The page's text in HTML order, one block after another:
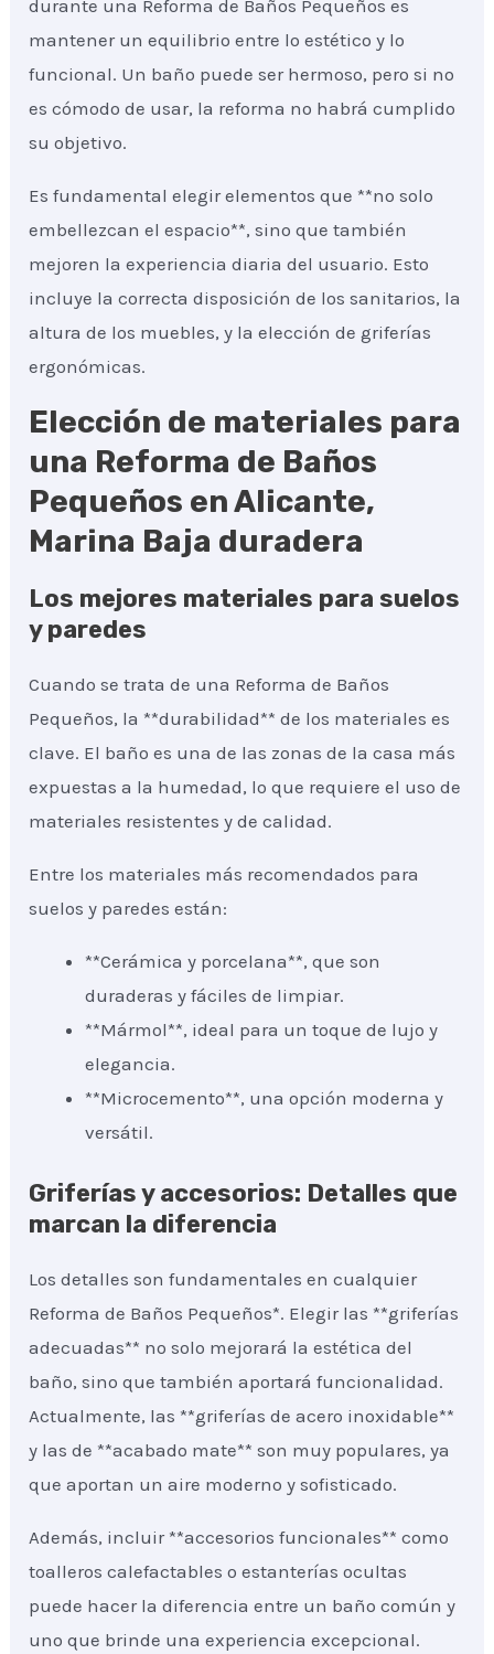
durante una Reforma de Baños Pequeños es
mantener un equilibrio entre lo estético y lo
funcional. Un baño puede ser hermoso, pero si no
es cómodo de usar, la reforma no habrá cumplido
su objetivo.
Es fundamental elegir elementos que **no solo
embellezcan el espacio**, sino que también
mejoren la experiencia diaria del usuario. Esto
incluye la correcta disposición de los sanitarios, la
altura de los muebles, y la elección de griferías
ergonómicas.
Elección de materiales para
una Reforma de Baños
Pequeños en Alicante,
Marina Baja duradera
Los mejores materiales para suelos
y paredes
Cuando se trata de una Reforma de Baños
Pequeños, la **durabilidad** de los materiales es
clave. El baño es una de las zonas de la casa más
expuestas a la humedad, lo que requiere el uso de
materiales resistentes y de calidad.
Entre los materiales más recomendados para
suelos y paredes están:
**Cerámica y porcelana**, que son
duraderas y fáciles de limpiar.
**Mármol**, ideal para un toque de lujo y
elegancia.
**Microcemento**, una opción moderna y
versátil.
Griferías y accesorios: Detalles que
marcan la diferencia
Los detalles son fundamentales en cualquier
Reforma de Baños Pequeños*. Elegir las **griferías
adecuadas** no solo mejorará la estética del
baño, sino que también aportará funcionalidad.
Actualmente, las **griferías de acero inoxidable**
y las de **acabado mate** son muy populares, ya
que aportan un aire moderno y sofisticado.
Además, incluir **accesorios funcionales** como
toalleros calefactables o estanterías ocultas
puede hacer la diferencia entre un baño común y
uno que brinde una experiencia excepcional.